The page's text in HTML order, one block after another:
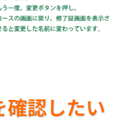
確認したい